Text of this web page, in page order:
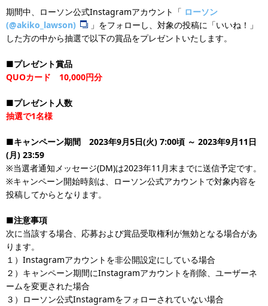
期間中、ローソン公式Instagramアカウント「 ローソン
(@akiko_lawson)
」をフォローし、対象の投稿に「いいね！」
した方の中から抽選で以下の賞品をプレゼントいたします。
■プレゼント賞品
QUOカード 10,000円分
■プレゼント人数
抽選で1名様
■キャンペーン期間 2023年9月5日(火) 7:00頃 ～ 2023年9月11日
(月) 23:59
※当選者通知メッセージ(DM)は2023年11月末までに送信予定です。
※キャンペーン開始時刻は、ローソン公式アカウントで対象内容を
投稿してからとなります。
■注意事項
次に当該する場合、応募および賞品受取権利が無効となる場合があ
ります。
１）Instagramアカウントを非公開設定にしている場合
２）キャンペーン期間にInstagramアカウントを削除、ユーザーネ
ームを変更された場合
３）ローソン公式Instagramをフォローされていない場合